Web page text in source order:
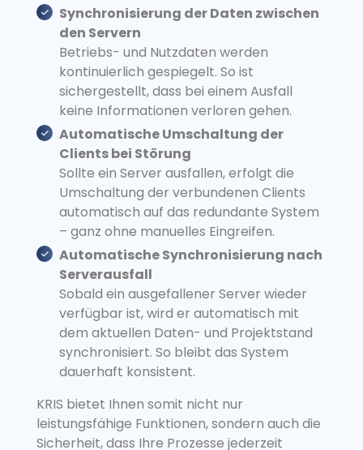
Synchronisierung der Daten zwischen
den Servern
Betriebs- und Nutzdaten werden
kontinuierlich gespiegelt. So ist
sichergestellt, dass bei einem Ausfall
keine Informationen verloren gehen.
Automatische Umschaltung der
Clients bei Störung
Sollte ein Server ausfallen, erfolgt die
Umschaltung der verbundenen Clients
automatisch auf das redundante System
– ganz ohne manuelles Eingreifen.
Automatische Synchronisierung nach
Serverausfall
Sobald ein ausgefallener Server wieder
verfügbar ist, wird er automatisch mit
dem aktuellen Daten- und Projektstand
synchronisiert. So bleibt das System
dauerhaft konsistent.
KRIS bietet Ihnen somit nicht nur
leistungsfähige Funktionen, sondern auch die
Sicherheit, dass Ihre Prozesse jederzeit